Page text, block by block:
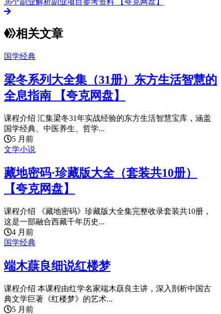
相关文章
国学经典
梁冬系列大全集（31册）东方生活智慧的
全息指南 【夸克网盘】
课程介绍 汇集梁冬31年实战经验的东方生活智慧宝库，涵盖
国学经典、中医养生、哲学...
5 月前
文学小说
藏地密码·珍藏版大全（套装共10册）
【夸克网盘】
课程介绍 《藏地密码》珍藏版大全集完整收录套装共10册，
这是一部融合西藏千年历史...
4 月前
国学经典
端木蕻良细说红楼梦
课程介绍 本课程由红学名家端木蕻良主讲，深入剖析中国古
典文学巨著《红楼梦》的艺术...
5 月前